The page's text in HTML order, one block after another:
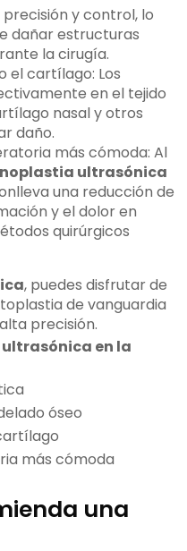
y control, lo
dañar estructuras
la cirugía.
el cartílago: Los
en el tejido
nasal y otros
daño.
más cómoda: Al
ultrasónica
una reducción de
y el dolor en
quirúrgicos
, puedes disfrutar de
de vanguardia
precisión.
en la
óseo
más cómoda
una